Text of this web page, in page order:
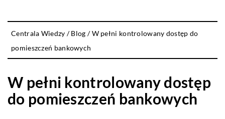
Centrala Wiedzy /Blog /W pełni kontrolowany dostęp do
pomieszczeń bankowych
W pełni kontrolowany dostęp
do pomieszczeń bankowych